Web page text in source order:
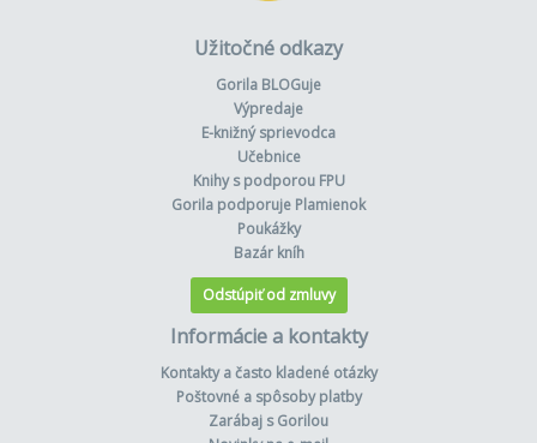
Užitočné odkazy
Gorila BLOGuje
Výpredaje
E-knižný sprievodca
Učebnice
Knihy s podporou FPU
Gorila podporuje Plamienok
Poukážky
Bazár kníh
Odstúpiť od zmluvy
Informácie a kontakty
Kontakty a často kladené otázky
Poštovné a spôsoby platby
Zarábaj s Gorilou